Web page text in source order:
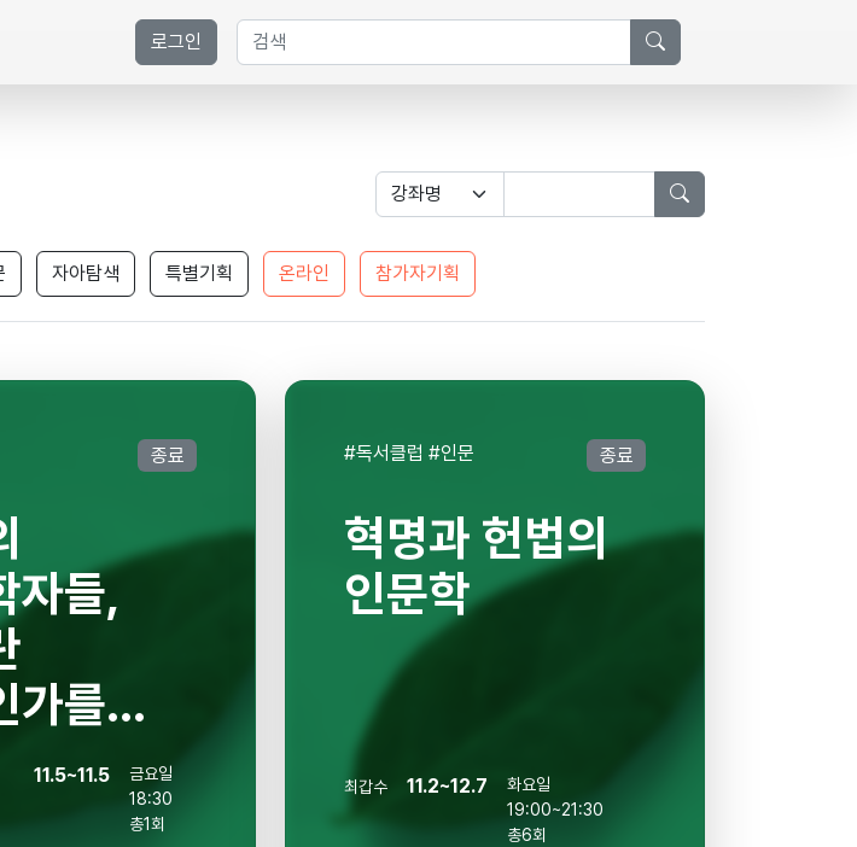
로그인
자아탐색 특별기획 온라인 참가자기획
종료
자들,
가를
.11.5~11.5
금요일
18:30
총1회
#독서클럽 #인문 종료
혁명과 헌법의
인문학
최갑수 11.2~12.7
화요일
19:00~21:30
총6회